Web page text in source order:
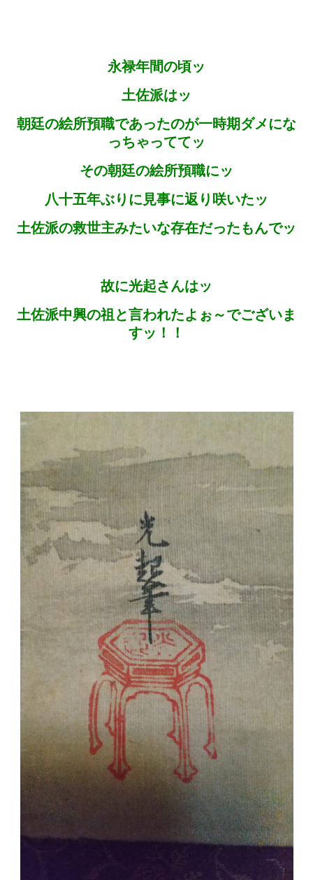
永禄年間の頃ッ
土佐派はッ
朝廷の絵所預職であったのが一時期ダメにな
っちゃっててッ
その朝廷の絵所預職にッ
八十五年ぶりに見事に返り咲いたッ
土佐派の救世主みたいな存在だったもんでッ
故に光起さんはッ
土佐派中興の祖と言われたよぉ～でございま
すッ！！